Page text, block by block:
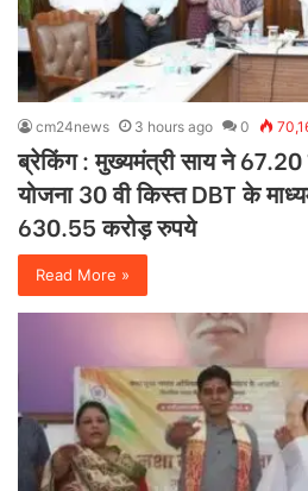
cm24news 3 hours ago 0
ब्रेकिंग : मुख्यमंत्री साय ने 67.20
योजना 30 वी किस्त DBT के
630.55 करोड़ रुपये
Read More »